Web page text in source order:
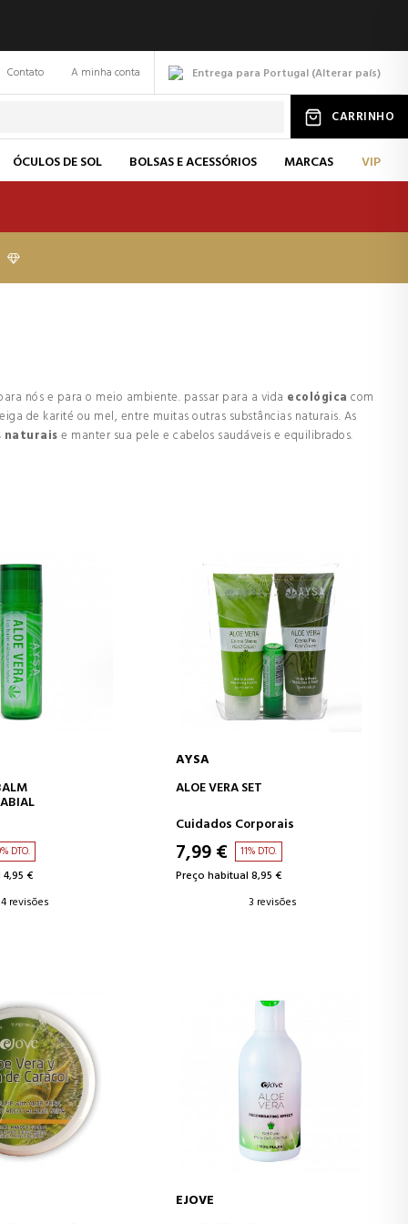
Entrega para Portugal (Alterar país)
Contato A minha conta
CARRINHO
ÓCULOS DE SOL BOLSAS E ACESSÓRIOS MARCAS VIP
nós e para o meio ambiente. passar para a vida ecológica com
de karité ou mel, entre muitas outras substâncias naturais. As
naturaise manter sua pele e cabelos saudáveis e equilibrados.
AO CARRINHO
DTO.
€
4 revisões
ADICIONAR AO CARRINHO
AYSA
ALOE VERA SET
Cuidados Corporais
7,99 € 11% DTO.
Preço habitual 8,95 €
3 revisões
EJOVE